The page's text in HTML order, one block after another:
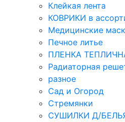
Клейкая лента
КОВРИКИ в
Медицинские
Печное литье
ПЛЕНКА
Радиаторная
разное
Сад и Огород
Стремянки
СУШИЛКИ Д/